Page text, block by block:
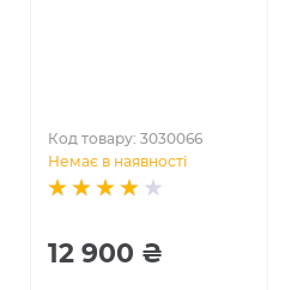
Код товару: 3030066
Немає в наявності
12 900 ₴